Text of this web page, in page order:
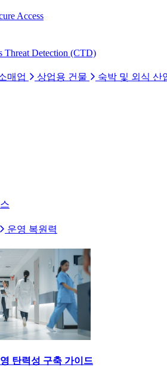
Access
Threat Detection (CTD)
매업 상업용 건물 숙박 및 외식 산
운영 복원력
탄력성 구축 가이드